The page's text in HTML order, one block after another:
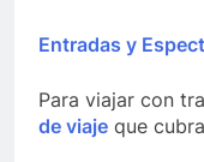
Entradas y
Para viajar con
de viaje que